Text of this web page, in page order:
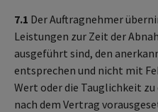
7.1 Der Auftragnehmer
Leistungen zur Zeit der
ausgeführt sind, den
entsprechen und nicht mit
Wert oder die Tauglichkeit
nach dem Vertrag